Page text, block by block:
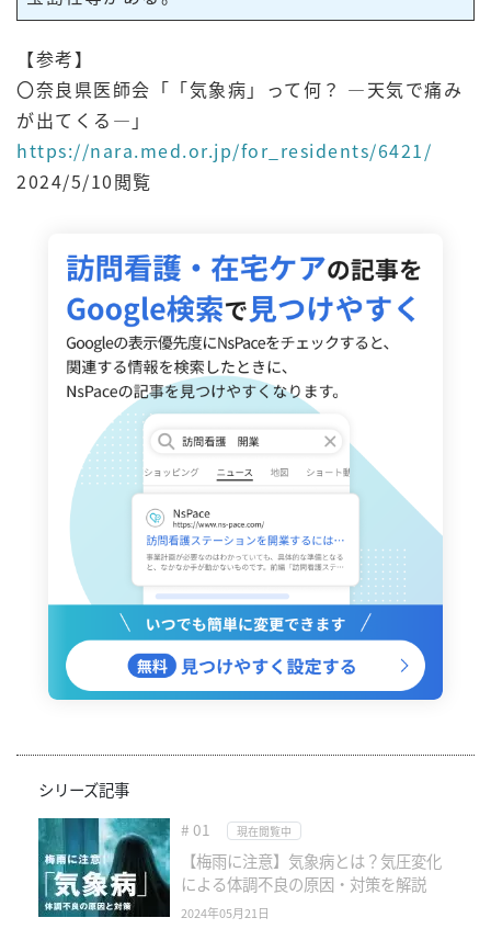
【参考】
〇奈良県医師会「「気象病」って何？ ―天気で痛み
が出てくる―」
https://nara.med.or.jp/for_residents/6421/
2024/5/10閲覧
シリーズ記事
# 01 現在閲覧中
【梅雨に注意】気象病とは？気圧変化
による体調不良の原因・対策を解説
2024年05月21日